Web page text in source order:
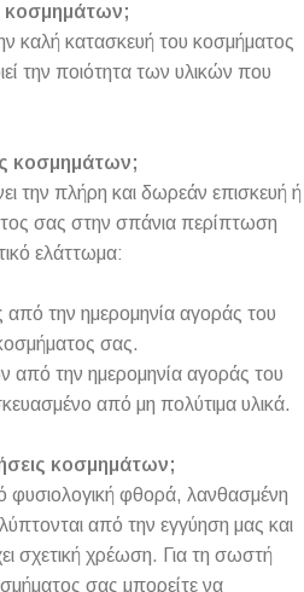
κοσμημάτων;
καλή κατασκευή του κοσμήματος
την ποιότητα των υλικών που
κοσμημάτων;
την πλήρη και δωρεάν επισκευή ή
σας στην σπάνια περίπτωση
ελάττωμα:
την ημερομηνία αγοράς του
σας.
από την ημερομηνία αγοράς του
από μη πολύτιμα υλικά.
κοσμημάτων;
φθορά, λανθασμένη
από την εγγύηση μας και
σχετική χρέωση. Για τη σωστή
σας μπορείτε να